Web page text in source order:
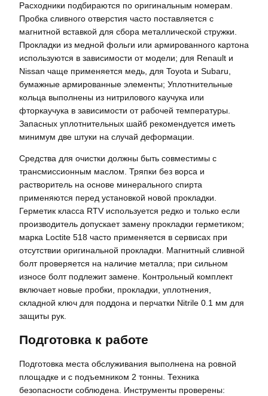
Расходники подбираются по оригинальным номерам.
Пробка сливного отверстия часто поставляется с
магнитной вставкой для сбора металлической стружки.
Прокладки из медной фольги или армированного картона
используются в зависимости от модели; для Renault и
Nissan чаще применяется медь, для Toyota и Subaru,
бумажные армированные элементы; Уплотнительные
кольца выполнены из нитрилового каучука или
фторкаучука в зависимости от рабочей температуры.
Запасных уплотнительных шайб рекомендуется иметь
минимум две штуки на случай деформации.
Средства для очистки должны быть совместимы с
трансмиссионным маслом. Тряпки без ворса и
растворитель на основе минерального спирта
применяются перед установкой новой прокладки.
Герметик класса RTV используется редко и только если
производитель допускает замену прокладки герметиком;
марка Loctite 518 часто применяется в сервисах при
отсутствии оригинальной прокладки. Магнитный сливной
болт проверяется на наличие металла; при сильном
износе болт подлежит замене. Контрольный комплект
включает новые пробки, прокладки, уплотнения,
складной ключ для поддона и перчатки Nitrile 0.1 мм для
защиты рук.
Подготовка к работе
Подготовка места обслуживания выполнена на ровной
площадке и с подъемником 2 тонны. Техника
безопасности соблюдена. Инструменты проверены: